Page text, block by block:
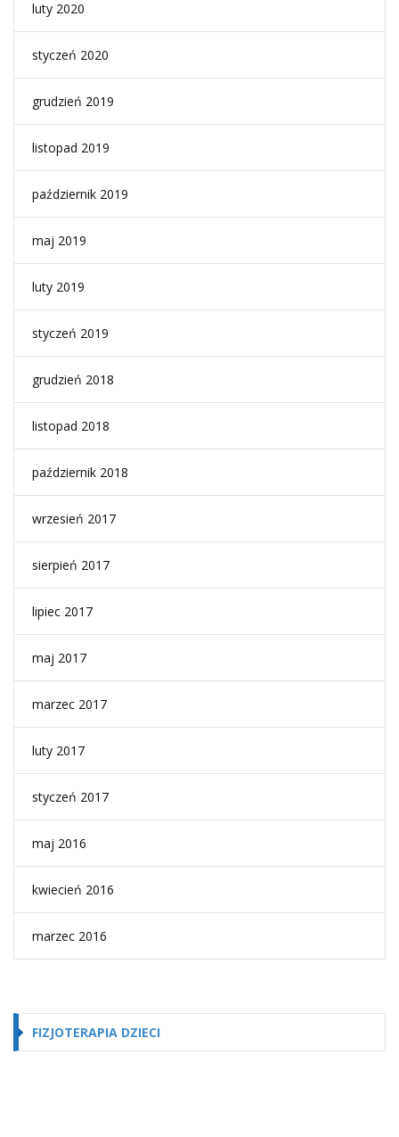
luty 2020
styczeń 2020
grudzień 2019
listopad 2019
październik 2019
maj 2019
luty 2019
styczeń 2019
grudzień 2018
listopad 2018
październik 2018
wrzesień 2017
sierpień 2017
lipiec 2017
maj 2017
marzec 2017
luty 2017
styczeń 2017
maj 2016
kwiecień 2016
marzec 2016
FIZJOTERAPIA DZIECI